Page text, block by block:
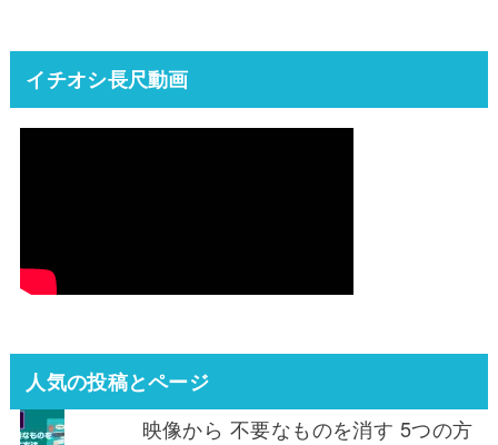
イチオシ長尺動画
人気の投稿とページ
映像から 不要なものを消す 5つの方